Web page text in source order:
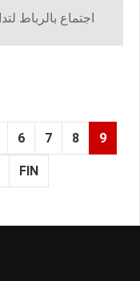
اجتماع بالرباط
6 7 8 9
FIN